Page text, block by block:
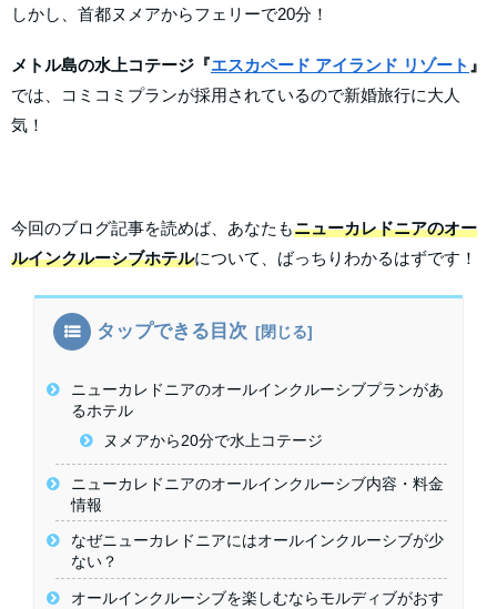
しかし、首都ヌメアからフェリーで20分！
メトル島の水上コテージ『エスカペード アイランド リゾート 』
では、コミコミプランが採用されているので新婚旅行に大人
気！
今回のブログ記事を読めば、あなたもニューカレドニアのオー
ルインクルーシブホテルについて、ばっちりわかるはずです！
タップできる目次
ニューカレドニアのオールインクルーシブプランがあ
るホテル
ヌメアから20分で水上コテージ
ニューカレドニアのオールインクルーシブ内容・料金
情報
なぜニューカレドニアにはオールインクルーシブが少
ない？
オールインクルーシブを楽しむならモルディブがおす